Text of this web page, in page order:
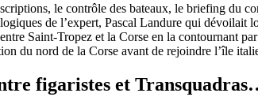
le contrôle des bateaux, le briefing du
de l’expert, Pascal Landure qui
Saint-Tropez et la Corse en la contournant
du nord de la Corse avant de rejoindre l’île
figaristes et